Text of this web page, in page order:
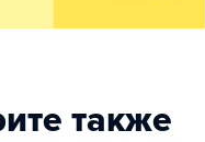
также